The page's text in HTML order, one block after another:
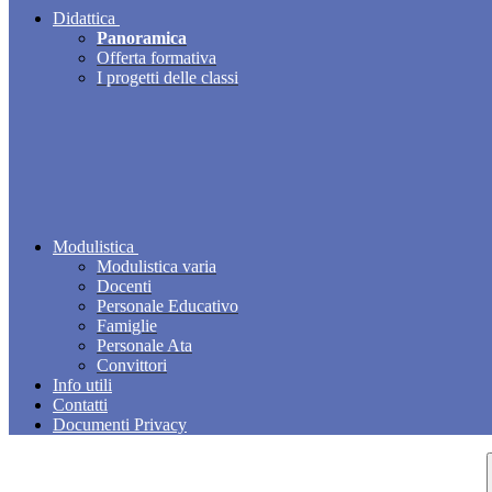
Didattica
Panoramica
Offerta formativa
I progetti delle classi
Modulistica
Modulistica varia
Docenti
Personale Educativo
Famiglie
Personale Ata
Convittori
Info utili
Contatti
Documenti Privacy